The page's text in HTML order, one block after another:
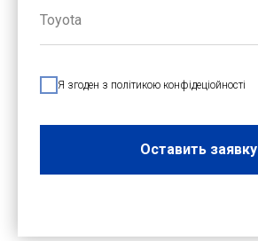
Я згоден з політикою конфідеціойності
Оставить заявку